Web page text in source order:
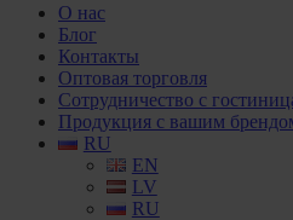
О нас
Блог
Контакты
Оптовая торговля
Сотрудничество с
Продукция с вашим
RU
EN
LV
RU